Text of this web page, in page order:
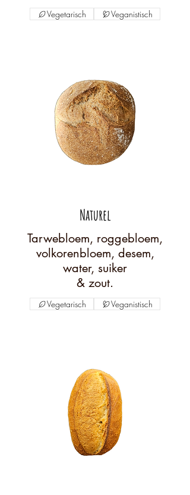
Vegetarisch Veganistisch
Naturel
Tarwebloem, roggebloem,
volkorenbloem, desem,
water, suiker
& zout.
Vegetarisch Veganistisch